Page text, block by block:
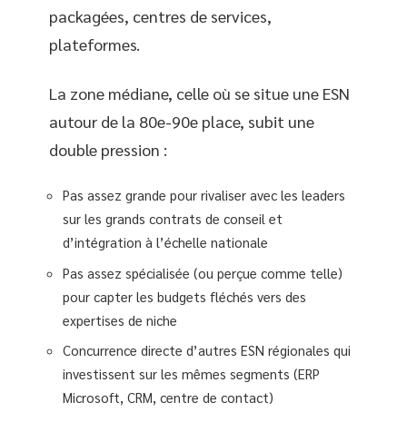
packagées, centres de services,
plateformes.
La zone médiane, celle où se situe une ESN
autour de la 80e-90e place, subit une
double pression :
Pas assez grande pour rivaliser avec les leaders
sur les grands contrats de conseil et
d’intégration à l’échelle nationale
Pas assez spécialisée (ou perçue comme telle)
pour capter les budgets fléchés vers des
expertises de niche
Concurrence directe d’autres ESN régionales qui
investissent sur les mêmes segments (ERP
Microsoft, CRM, centre de contact)